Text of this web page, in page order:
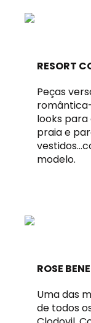
RESORT
Peças
looks para
praia e
modelo.
ROSE
Uma das
de todos